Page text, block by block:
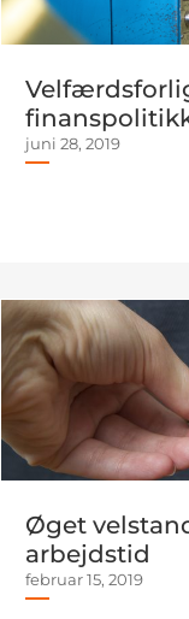
juni 28, 2019
Øget
arbejdstid
februar 15, 2019